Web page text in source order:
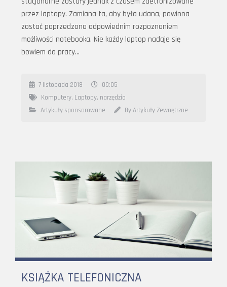
przez laptopy. Zamiana ta, aby była udana, powinna
zostać poprzedzona odpowiednim rozpoznaniem
możliwości notebooka. Nie każdy laptop nadaje się
bowiem do pracy…
7 listopada 2018
09:05
Komputery, Laptopy, narzędzia
Artykuły sponsorowane
By Artykuły Zewnętrzne
KSIĄŻKA TELEFONICZNA